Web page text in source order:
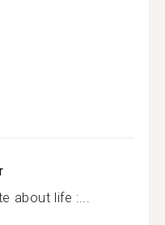
about life :...